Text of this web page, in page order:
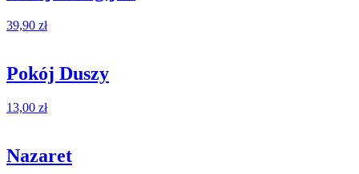
39,90 zł
Pokój Duszy
13,00 zł
Nazaret